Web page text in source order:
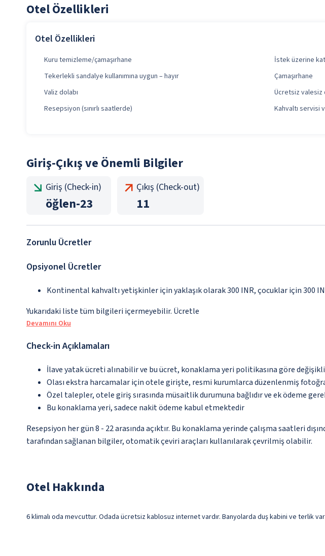
Otel Özellikleri
Otel Özellikleri
Kuru temizleme/çamaşırhane İstek üzerine
Tekerlekli sandalye kullanımına uygun – hayır
Çamaşırhane
Valiz dolabı
Ücretsiz
Resepsiyon (sınırlı saatlerde)
Kahvaltı servisi
Giriş-Çıkış ve Önemli Bilgiler
Giriş (Check-in)
öğlen-23
Çıkış (Check-out)
11
Zorunlu Ücretler
Opsiyonel Ücretler
Kontinental kahvaltı yetişkinler için yaklaşık olarak 300 INR, çocuklar için 300
Yukarıdaki liste tüm bilgileri içermeyebilir. Ücretle
Devamını Oku
Check-in Açıklamaları
İlave yatak ücreti alınabilir ve bu ücret, konaklama yeri politikasına göre
Olası ekstra harcamalar için otele girişte, resmi kurumlarca düzenlenmiş
Özel talepler, otele giriş sırasında müsaitlik durumuna bağlıdır ve ek ödeme
Bu konaklama yeri, sadece nakit ödeme kabul etmektedir
Resepsiyon her gün 8 - 22 arasında açıktır. Bu konaklama yerinde çalışma saatleri
tarafından sağlanan bilgiler, otomatik çeviri araçları kullanılarak çevrilmiş olabilir.
Otel Hakkında
6 klimalı oda mevcuttur. Odada ücretsiz kablosuz internet vardır. Banyolarda duş kabini ve terlik